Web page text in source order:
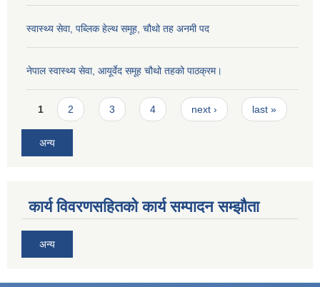
स्वास्थ्य सेवा, पब्लिक हेल्‍थ समूह, चौथो तह अनमी पद
नेपाल स्वास्थ्य सेवा, आयूर्वेद समूह चौथो तहको पाठक्रम।
Pages
1 2 3 4 next › last »
अन्य
कार्य विवरणसहितको कार्य सम्पादन सम्झौता
अन्य